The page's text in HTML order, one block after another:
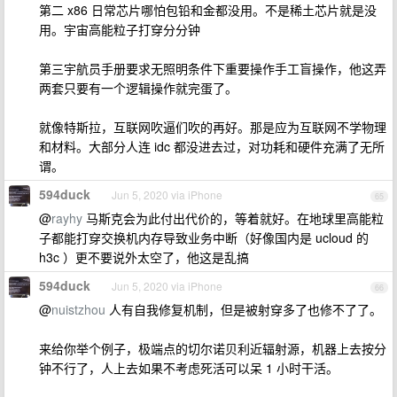
第二 x86 日常芯片哪怕包铅和金都没用。不是稀土芯片就是没
用。宇宙高能粒子打穿分分钟
第三宇航员手册要求无照明条件下重要操作手工盲操作，他这弄
两套只要有一个逻辑操作就完蛋了。
就像特斯拉，互联网吹逼们吹的再好。那是应为互联网不学物理
和材料。大部分人连 idc 都没进去过，对功耗和硬件充满了无所
谓。
65
594duck Jun 5, 2020 via iPhone
@rayhy 马斯克会为此付出代价的，等着就好。在地球里高能粒
子都能打穿交换机内存导致业务中断（好像国内是 ucloud 的
h3c ）更不要说外太空了，他这是乱搞
66
594duck Jun 5, 2020 via iPhone
@nuistzhou 人有自我修复机制，但是被射穿多了也修不了了。
来给你举个例子，极端点的切尔诺贝利近辐射源，机器上去按分
钟不行了，人上去如果不考虑死活可以呆 1 小时干活。